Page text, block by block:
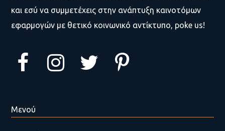
και εσύ να συμμετέχεις στην ανάπτυξη καινοτόμων
εφαρμογών με θετικό κοινωνικό αντίκτυπο, poke us!
Μενού